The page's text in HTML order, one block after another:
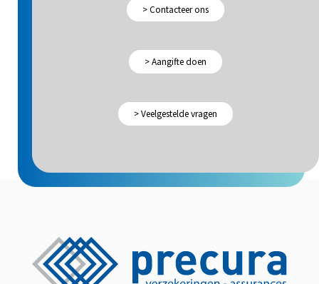
> Contacteer ons
> Aangifte doen
> Veelgestelde vragen